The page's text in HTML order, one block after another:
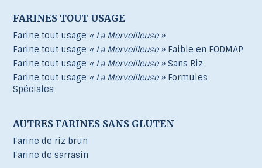
FARINES TOUT USAGE
Farine tout usage « La Merveilleuse »
Farine tout usage « La Merveilleuse » Faible en FODMAP
Farine tout usage « La Merveilleuse » Sans Riz
Farine tout usage « La Merveilleuse » Formules
Spéciales
AUTRES FARINES SANS GLUTEN
Farine de riz brun
Farine de sarrasin